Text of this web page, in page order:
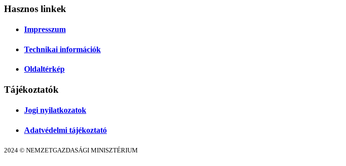
Hasznos linkek
Impresszum
Technikai információk
Oldaltérkép
Tájékoztatók
Jogi nyilatkozatok
Adatvédelmi tájékoztató
2024 © NEMZETGAZDASÁGI MINISZTÉRIUM